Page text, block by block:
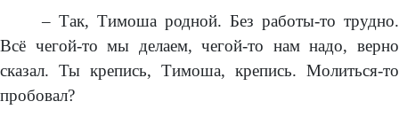
– Так, Тимоша родной. Без работы-то трудно.
Всё чегой-то мы делаем, чегой-то нам надо, верно
сказал. Ты крепись, Тимоша, крепись. Молиться-то
пробовал?